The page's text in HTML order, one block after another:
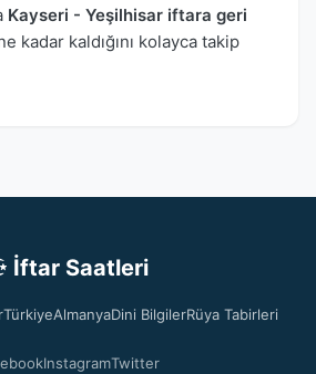
Kayseri - Yeşilhisar iftara geri
kadar kaldığını kolayca takip
İftar Saatleri
TürkiyeAlmanyaDini BilgilerRüya Tabirleri
InstagramTwitter